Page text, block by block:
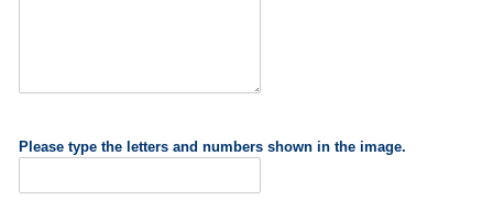
Please type the letters and numbers shown in the image.